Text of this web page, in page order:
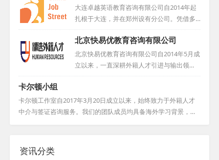
高校紧密合作，保障外教资源的稳定供应。
公司不仅为国内教育机构引进优质外教，更
助力海外人才在中国实现事业与生活梦想，
提供全面支持。...
大连卓越英语教育咨询有限公司自2014年起
扎根于大连，并在郑州设有分公司。凭借多
年的外教服务市场经验，我们建立了完善的
海外招聘渠道，并积累了丰富的外教管理经
验。目前，我们致力于为全国各地的幼儿
园、培训学校、公立学校以及国际学校等机
构提供全职外教中介服务，确保学校机构能
北京快易优教育咨询有限公司
北京快易优教育咨询有限公司自2014年5月成
立以来，一直深耕外籍人才引进与输出领
域。多年的经验积累与持续发展，使公司在
我们与北美多家知名大学和猎头公司建立了
稳定的战略合作关系，构建了独具特色的外
卡尔顿小组
卡尔顿工作室自2017年3月20日成立以来，始终致力于外籍人才
中介与签证咨询服务。我们的团队成员均具备海外学习背景，并
选人，助力企业实现国际化人才战略。我们坚信，通过专业与高
效的服务，能够为客户创造更多价值。...
资讯分类